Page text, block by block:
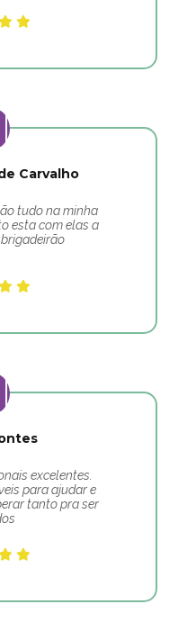
Carvalho
tudo na minha
esta com elas a
excelentes.
para ajudar e
tanto pra ser